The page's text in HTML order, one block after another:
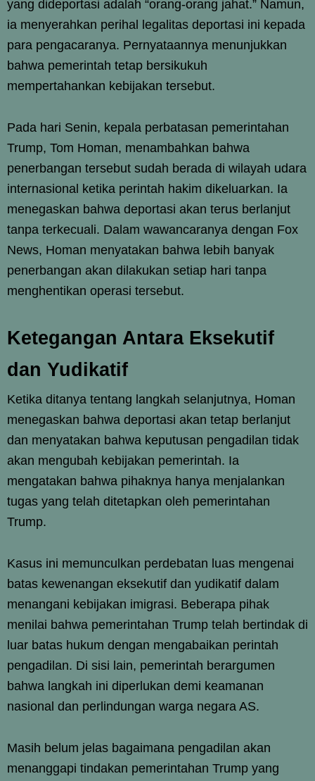
yang dideportasi adalah “orang-orang jahat.” Namun,
ia menyerahkan perihal legalitas deportasi ini kepada
para pengacaranya. Pernyataannya menunjukkan
bahwa pemerintah tetap bersikukuh
mempertahankan kebijakan tersebut.
Pada hari Senin, kepala perbatasan pemerintahan
Trump, Tom Homan, menambahkan bahwa
penerbangan tersebut sudah berada di wilayah udara
internasional ketika perintah hakim dikeluarkan. Ia
menegaskan bahwa deportasi akan terus berlanjut
tanpa terkecuali. Dalam wawancaranya dengan Fox
News, Homan menyatakan bahwa lebih banyak
penerbangan akan dilakukan setiap hari tanpa
menghentikan operasi tersebut.
Ketegangan Antara Eksekutif
dan Yudikatif
Ketika ditanya tentang langkah selanjutnya, Homan
menegaskan bahwa deportasi akan tetap berlanjut
dan menyatakan bahwa keputusan pengadilan tidak
akan mengubah kebijakan pemerintah. Ia
mengatakan bahwa pihaknya hanya menjalankan
tugas yang telah ditetapkan oleh pemerintahan
Trump.
Kasus ini memunculkan perdebatan luas mengenai
batas kewenangan eksekutif dan yudikatif dalam
menangani kebijakan imigrasi. Beberapa pihak
menilai bahwa pemerintahan Trump telah bertindak di
luar batas hukum dengan mengabaikan perintah
pengadilan. Di sisi lain, pemerintah berargumen
bahwa langkah ini diperlukan demi keamanan
nasional dan perlindungan warga negara AS.
Masih belum jelas bagaimana pengadilan akan
menanggapi tindakan pemerintahan Trump yang